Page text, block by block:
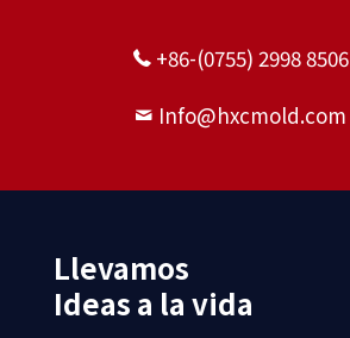
+86-(0755) 2998 8506
Info@hxcmold.com
Llevamos
Ideas a la vida